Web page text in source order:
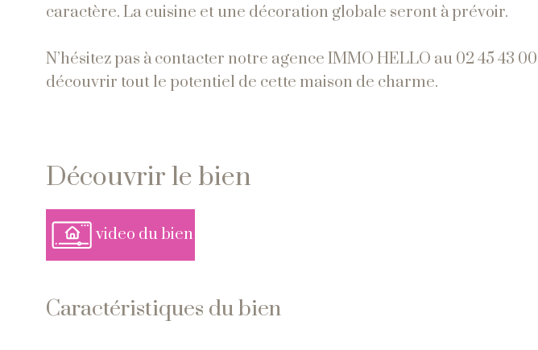
caractère. La cuisine et une décoration globale seront à prévoir.
N’hésitez pas à contacter notre agence IMMO HELLO au 02 45 43
découvrir tout le potentiel de cette maison de charme.
découvrir le bien
video du bien
Caractéristiques du bien